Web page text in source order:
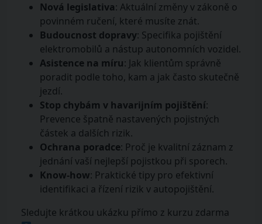
Nová legislativa: Aktuální změny v zákoně o
povinném ručení, které musíte znát.
Budoucnost dopravy: Specifika pojištění
elektromobilů a nástup autonomních vozidel.
Asistence na míru: Jak klientům správně
poradit podle toho, kam a jak často skutečně
jezdí.
Stop chybám v havarijním pojištění:
Prevence špatně nastavených pojistných
částek a dalších rizik.
Ochrana poradce: Proč je kvalitní záznam z
jednání vaší nejlepší pojistkou při sporech.
Know-how: Praktické tipy pro efektivní
identifikaci a řízení rizik v autopojištění.
Sledujte krátkou ukázku přímo z kurzu zdarma